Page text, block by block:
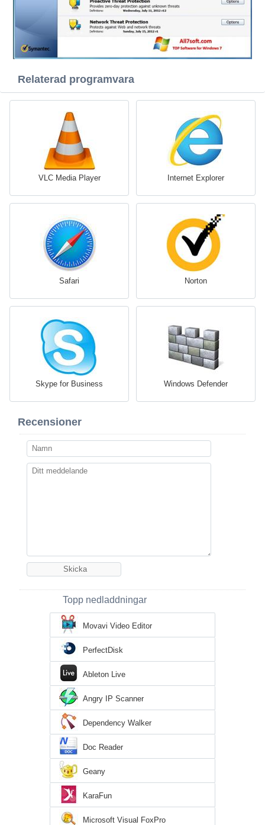
Relaterad programvara
VLC Media Player Internet Explorer
Safari Norton
Skype for Business Windows Defender
Recensioner
Topp nedladdningar
Movavi Video Editor
PerfectDisk
Ableton Live
Angry IP Scanner
Dependency Walker
Doc Reader
Geany
KaraFun
Microsoft Visual FoxPro